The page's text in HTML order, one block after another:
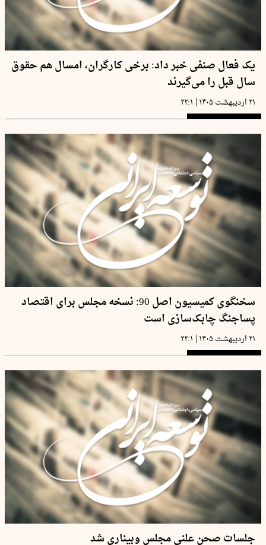
یک فعال صنفی خبر داد: برخی کارگران، امسال هم حقوق
سال قبل را می‌گیرند
۲۱ اردیبهشت ۱۴۰۵ | ۲۲:۱
سخنگوی کمیسیون اصل 90: نسخه مجلس برای اقتصاد
پساجنگ چابک‌سازی است
۲۱ اردیبهشت ۱۴۰۵ | ۲۲:۱
جلسات صحن علنی مجلس وبیناری شد